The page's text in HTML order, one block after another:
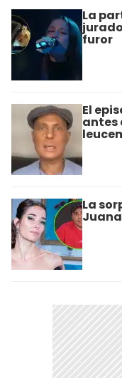
La
furor
El
antes
La